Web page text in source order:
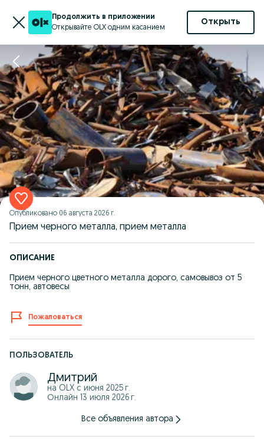
Продолжить в приложении
Открывайте OLX одним касанием
Открыть
Опубликовано 06 августа 2026 г.
Прием черного металла, прием металла
ОПИСАНИЕ
Прием черного цветного металла дорого, самовывоз от 5
тонн, автовесы
Пожаловаться
ПОЛЬЗОВАТЕЛЬ
Дмитрий
на OLX с июня 2025 г.
Онлайн 13 июля 2026 г.
Все объявления автора